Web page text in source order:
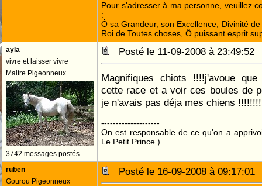
Pour s'adresser à ma personne, veuillez
:
Ô sa Grandeur, son Excellence, Divinité
Roi de Toutes choses, Ô puissant esprit
ayla
vivre et laisser vivre
Maitre Pigeonneux
3742 messages postés
Posté le 11-09-2008 à
Magnifiques chiots !!!!j'avoue
cette race et a voir ces boules de
je n'avais pas déja mes chiens
--------------------
On est responsable de ce qu'on a
Le Petit Prince )
ruben
Gourou Pigeonneux
Posté le 16-09-2008 à